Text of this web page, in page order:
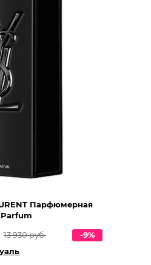
Парфюмерная
Le Parfum
13 930 руб.
-9%